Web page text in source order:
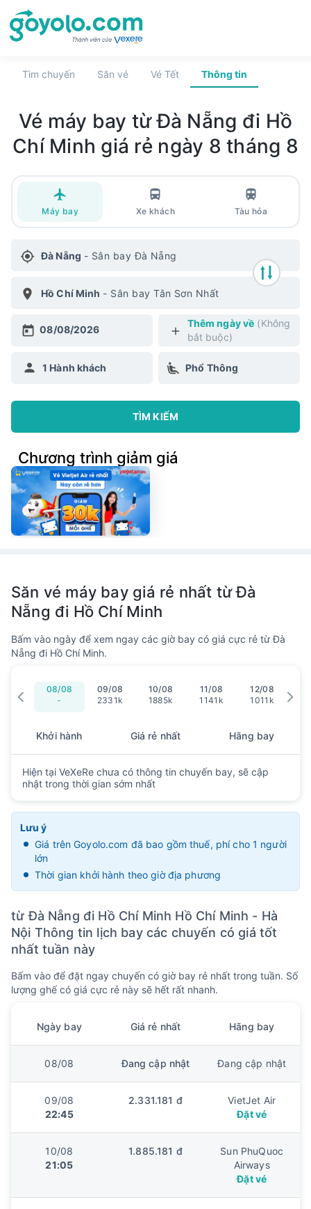
Tìm chuyến Săn vé Vé Tết Thông tin
Vé máy bay từ Đà Nẵng đi Hồ
Chí Minh giá rẻ ngày 8 tháng 8
Máy bay Xe khách Tàu hỏa
Đà Nẵng - Sân bay Đà Nẵng
Hồ Chí Minh - Sân bay Tân Sơn Nhất
08/08/2026
Thêm ngày về (Không
bắt buộc)
1 Hành khách Phổ Thông
TÌM KIẾM
Chương trình giảm giá
Săn vé máy bay giá rẻ nhất từ Đà
Nẵng đi Hồ Chí Minh
Bấm vào ngày để xem ngay các giờ bay có giá cực rẻ từ Đà
Nẵng đi Hồ Chí Minh.
08/08
-
09/08
2331k
10/08
1885k
11/08
1141k
12/08
1011k
Khởi hành Giá rẻ nhất Hãng bay
Hiện tại VeXeRe chưa có thông tin chuyến bay, sẽ cập
nhật trong thời gian sớm nhất
Lưu ý
Giá trên Goyolo.com đã bao gồm thuế, phí cho 1 người
lớn
Thời gian khởi hành theo giờ địa phương
từ Đà Nẵng đi Hồ Chí Minh Hồ Chí Minh - Hà
Nội Thông tin lịch bay các chuyến có giá tốt
nhất tuần này
Bấm vào để đặt ngay chuyến có giờ bay rẻ nhất trong tuần. Số
lượng ghế có giá cực rẻ này sẽ hết rất nhanh.
Ngày bay Giá rẻ nhất Hãng bay
08/08 Đang cập nhật Đang cập nhật
09/08
22:45
2.331.181 đ
VietJet Air
Đặt vé
10/08
21:05
1.885.181 đ
Sun PhuQuoc
Airways
Đặt vé